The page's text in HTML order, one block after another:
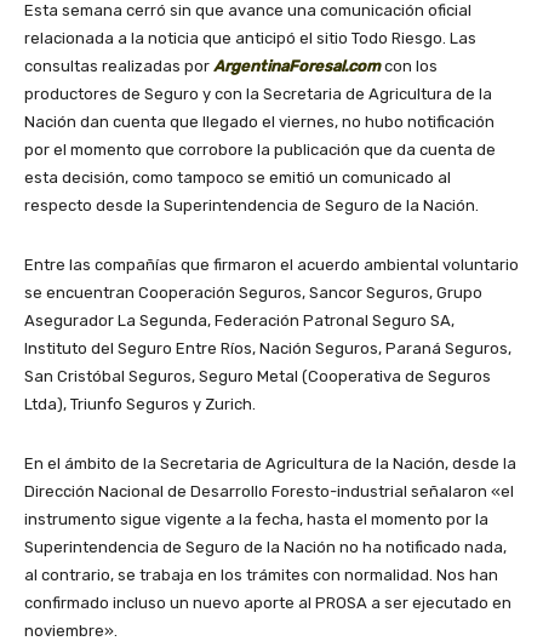
Esta semana cerró sin que avance una comunicación oficial
relacionada a la noticia que anticipó el sitio Todo Riesgo. Las
consultas realizadas por ArgentinaForesal.comcon los
productores de Seguro y con la Secretaria de Agricultura de la
Nación dan cuenta que llegado el viernes, no hubo notificación
por el momento que corrobore la publicación que da cuenta de
esta decisión, como tampoco se emitió un comunicado al
respecto desde la Superintendencia de Seguro de la Nación.
Entre las compañías que firmaron el acuerdo ambiental voluntario
se encuentran Cooperación Seguros, Sancor Seguros, Grupo
Asegurador La Segunda, Federación Patronal Seguro SA,
Instituto del Seguro Entre Ríos, Nación Seguros, Paraná Seguros,
San Cristóbal Seguros, Seguro Metal (Cooperativa de Seguros
Ltda), Triunfo Seguros y Zurich.
En el ámbito de la Secretaria de Agricultura de la Nación, desde la
Dirección Nacional de Desarrollo Foresto-industrial señalaron «el
instrumento sigue vigente a la fecha, hasta el momento por la
Superintendencia de Seguro de la Nación no ha notificado nada,
al contrario, se trabaja en los trámites con normalidad. Nos han
confirmado incluso un nuevo aporte al PROSA a ser ejecutado en
noviembre».